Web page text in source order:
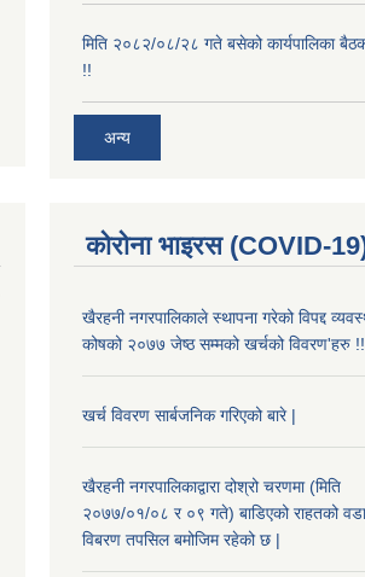
मिति २०८२/०८/२८ गते बसेको कार्यपालिका
!!
अन्य
कोरोना भाइरस (COVID-
खैरहनी नगरपालिकाले स्थापना गरेको विपद्द
कोषको २०७७ जेष्ठ सम्मको खर्चको विवरण'हरु !!
खर्च विवरण सार्बजनिक गरिएको बारे |
खैरहनी नगरपालिकाद्वारा दोश्रो चरणमा (मिति
२०७७/०१/०८ र ०९ गते) बाडिएको राहतको
विबरण तपसिल बमोजिम रहेको छ |